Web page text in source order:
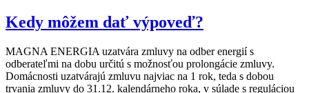
Kedy môžem dať výpoveď?
MAGNA ENERGIA uzatvára zmluvy na odber energií s
odberateľmi na dobu určitú s možnosťou prolongácie zmluvy.
Domácnosti uzatvárajú zmluvu najviac na 1 rok, teda s dobou
trvania zmluvy do 31.12. kalendárneho roka, v súlade s reguláciou